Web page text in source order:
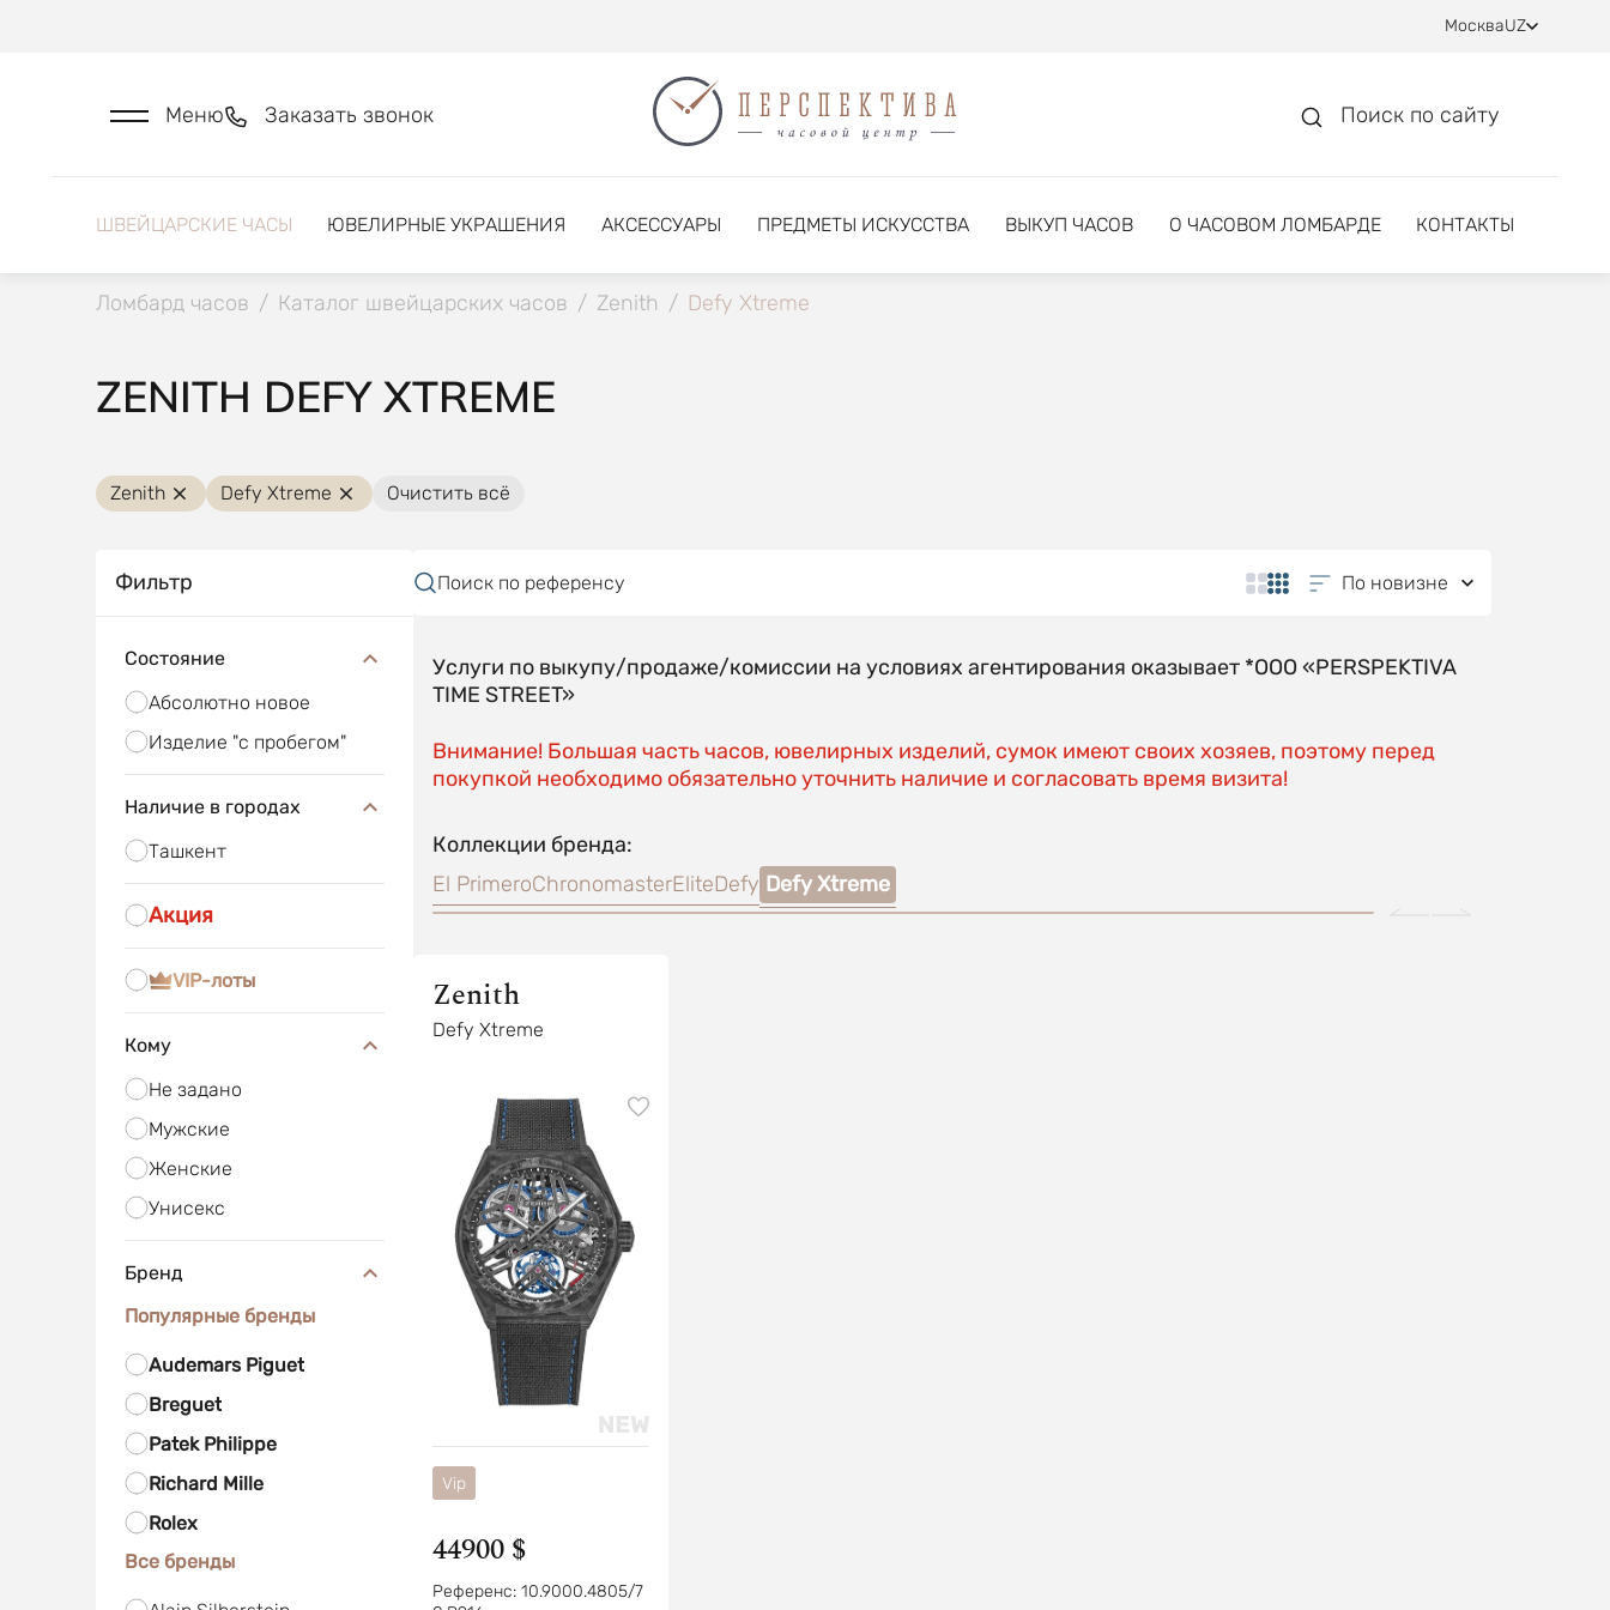
МоскваUZ
Меню Заказать звонок Поиск по сайту
ШВЕЙЦАРСКИЕ ЧАСЫ ЮВЕЛИРНЫЕ УКРАШЕНИЯ АКСЕССУАРЫ ПРЕДМЕТЫ ИСКУССТВА ВЫКУП ЧАСОВ О ЧАСОВОМ ЛОМБАРДЕ КОНТАКТЫ
Ломбард часов / Каталог швейцарских часов / Zenith / Defy Xtreme
ZENITH DEFY XTREME
Zenith Defy Xtreme Очистить всё
Фильтр
Состояние
Абсолютно новое
Изделие "с пробегом"
Наличие в городах
Ташкент
Акция
VIP-лоты
Кому
Не задано
Мужские
Женские
Унисекс
Бренд
Популярные бренды
Audemars Piguet
Breguet
Patek Philippe
Richard Mille
Rolex
Все бренды
Поиск по референсу По новизне
Услуги по выкупу/продаже/комиссии на условиях агентирования оказывает *OOO «PERSPEKTIVA
TIME STREET»
Внимание! Большая часть часов, ювелирных изделий, сумок имеют своих хозяев, поэтому перед
покупкой необходимо обязательно уточнить наличие и согласовать время визита!
Коллекции бренда:
El PrimeroChronomasterEliteDefy Defy Xtreme
Zenith
Defy Xtreme
Vip
44900 $
Референс: 10.9000.4805/7